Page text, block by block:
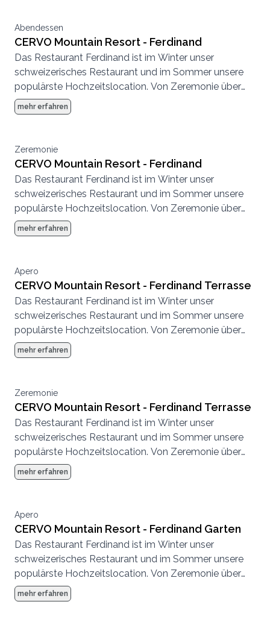
Abendessen
CERVO Mountain Resort - Ferdinand
Das Restaurant Ferdinand ist im Winter unser
schweizerisches Restaurant und im Sommer unsere
populärste Hochzeitslocation. Von Zeremonie über
Abendessen bis zur Party, hier können wir eine
komplette Hochzeit von Anfang bis Ende
mehr erfahren
Zeremonie
CERVO Mountain Resort - Ferdinand
Das Restaurant Ferdinand ist im Winter unser
schweizerisches Restaurant und im Sommer unsere
populärste Hochzeitslocation. Von Zeremonie über
Abendessen bis zur Party, hier können wir eine
komplette Hochzeit von Anfang bis Ende
mehr erfahren
Apero
CERVO Mountain Resort - Ferdinand Terrasse
Das Restaurant Ferdinand ist im Winter unser
schweizerisches Restaurant und im Sommer unsere
populärste Hochzeitslocation. Von Zeremonie über
Abendessen bis zur Party, hier können wir eine
komplette Hochzeit von Anfang bis Ende
mehr erfahren
Zeremonie
CERVO Mountain Resort - Ferdinand Terrasse
Das Restaurant Ferdinand ist im Winter unser
schweizerisches Restaurant und im Sommer unsere
populärste Hochzeitslocation. Von Zeremonie über
Abendessen bis zur Party, hier können wir eine
komplette Hochzeit von Anfang bis Ende
mehr erfahren
Apero
CERVO Mountain Resort - Ferdinand Garten
Das Restaurant Ferdinand ist im Winter unser
schweizerisches Restaurant und im Sommer unsere
populärste Hochzeitslocation. Von Zeremonie über
Abendessen bis zur Party, hier können wir eine
komplette Hochzeit von Anfang bis Ende
mehr erfahren